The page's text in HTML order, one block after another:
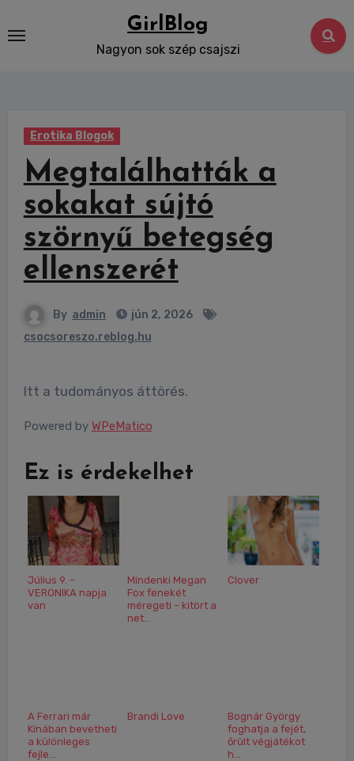
to
GirlBlog
Nagyon sok szép csajszi
Erotika Blogok
Megtalálhatták a
sokakat sújtó
szörnyű betegség
ellenszerét
By admin
jún 2, 2026
csocsoreszo.reblog.hu
Itt a tudományos áttörés.
Powered by WPeMatico
Ez is érdekelhet
Július 9. –
VERONIKA napja
van
Mindenki Megan
Fox fenekét
méregeti – kitört a
net...
Clover
A Ferrari már
Kínában bevetheti
a különleges
fejle...
Brandi Love
Bognár György
foghatja a fejét,
őrült végjátékot
h...